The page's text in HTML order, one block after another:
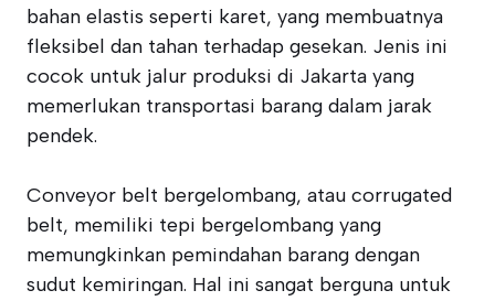
bahan elastis seperti karet, yang membuatnya
fleksibel dan tahan terhadap gesekan. Jenis ini
cocok untuk jalur produksi di Jakarta yang
memerlukan transportasi barang dalam jarak
pendek.
Conveyor belt bergelombang, atau corrugated
belt, memiliki tepi bergelombang yang
memungkinkan pemindahan barang dengan
sudut kemiringan. Hal ini sangat berguna untuk